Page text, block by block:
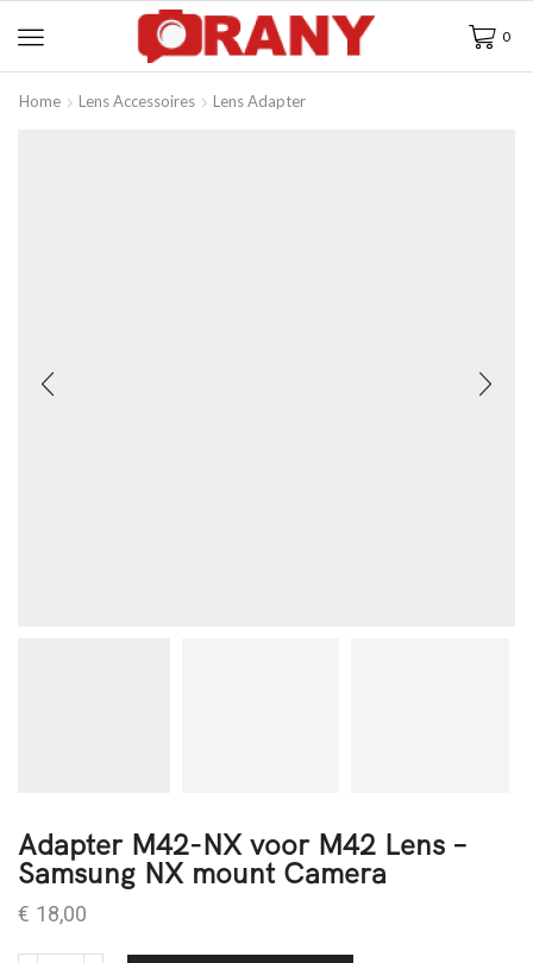
0
Home Lens Accessoires Lens Adapter
Adapter M42-NX voor M42 Lens –
Samsung NX mount Camera
€ 18,00